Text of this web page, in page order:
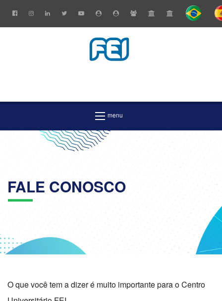
FALE CONOSCO
O que você tem a dizer é muito importante para o Centro